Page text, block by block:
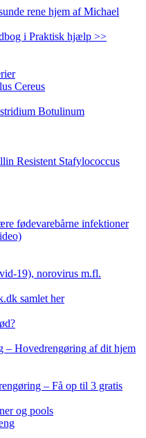
rene hjem af Michael
i Praktisk hjælp >>
Cereus
Botulinum
Resistent Stafylococcus
fødevarebårne infektioner
19), norovirus m.fl.
samlet her
– Hovedrengøring af dit hjem
– Få op til 3 gratis
og pools